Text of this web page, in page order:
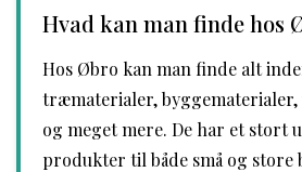
Hvad kan man finde hos
Hos Øbro kan man finde alt
træmaterialer,
og meget mere. De har et stort
produkter til både små og